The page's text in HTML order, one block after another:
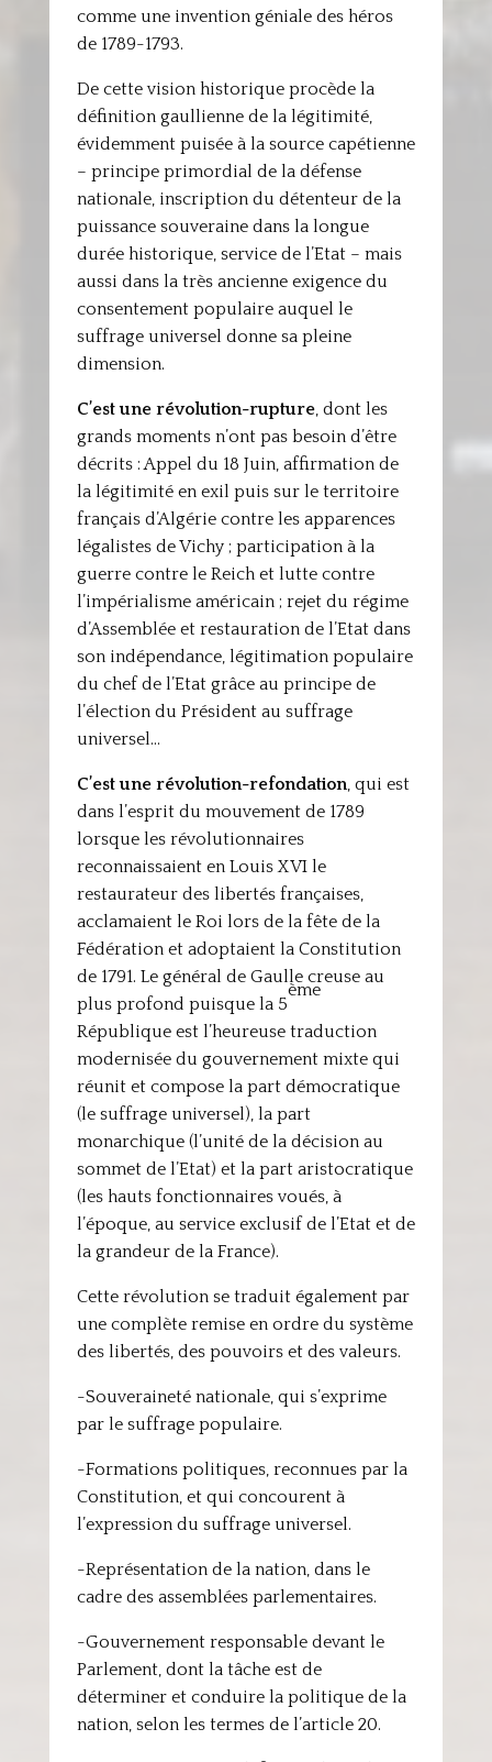
comme une invention géniale des héros
de 1789-1793.
De cette vision historique procède la
définition gaullienne de la légitimité,
évidemment puisée à la source capétienne
– principe primordial de la défense
nationale, inscription du détenteur de la
puissance souveraine dans la longue
durée historique, service de l’Etat – mais
aussi dans la très ancienne exigence du
consentement populaire auquel le
suffrage universel donne sa pleine
dimension.
C’est une révolution-rupture, dont les
grands moments n’ont pas besoin d’être
décrits : Appel du 18 Juin, affirmation de
la légitimité en exil puis sur le territoire
français d’Algérie contre les apparences
légalistes de Vichy ; participation à la
guerre contre le Reich et lutte contre
l’impérialisme américain ; rejet du régime
d’Assemblée et restauration de l’Etat dans
son indépendance, légitimation populaire
du chef de l’Etat grâce au principe de
l’élection du Président au suffrage
universel…
C’est une révolution-refondation, qui est
dans l’esprit du mouvement de 1789
lorsque les révolutionnaires
reconnaissaient en Louis XVI le
restaurateur des libertés françaises,
acclamaient le Roi lors de la fête de la
Fédération et adoptaient la Constitution
de 1791. Le général de Gaulle creuse au
plus profond puisque la 5
ème
République est l’heureuse traduction
modernisée du gouvernement mixte qui
réunit et compose la part démocratique
(le suffrage universel), la part
monarchique (l’unité de la décision au
sommet de l’Etat) et la part aristocratique
(les hauts fonctionnaires voués, à
l’époque, au service exclusif de l’Etat et de
la grandeur de la France).
Cette révolution se traduit également par
une complète remise en ordre du système
des libertés, des pouvoirs et des valeurs.
-Souveraineté nationale, qui s’exprime
par le suffrage populaire.
-Formations politiques, reconnues par la
Constitution, et qui concourent à
l’expression du suffrage universel.
-Représentation de la nation, dans le
cadre des assemblées parlementaires.
-Gouvernement responsable devant le
Parlement, dont la tâche est de
déterminer et conduire la politique de la
nation, selon les termes de l’article 20.